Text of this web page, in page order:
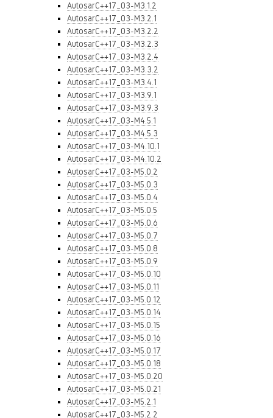
AutosarC++17_03-M3.1.2
AutosarC++17_03-M3.2.1
AutosarC++17_03-M3.2.2
AutosarC++17_03-M3.2.3
AutosarC++17_03-M3.2.4
AutosarC++17_03-M3.3.2
AutosarC++17_03-M3.4.1
AutosarC++17_03-M3.9.1
AutosarC++17_03-M3.9.3
AutosarC++17_03-M4.5.1
AutosarC++17_03-M4.5.3
AutosarC++17_03-M4.10.1
AutosarC++17_03-M4.10.2
AutosarC++17_03-M5.0.2
AutosarC++17_03-M5.0.3
AutosarC++17_03-M5.0.4
AutosarC++17_03-M5.0.5
AutosarC++17_03-M5.0.6
AutosarC++17_03-M5.0.7
AutosarC++17_03-M5.0.8
AutosarC++17_03-M5.0.9
AutosarC++17_03-M5.0.10
AutosarC++17_03-M5.0.11
AutosarC++17_03-M5.0.12
AutosarC++17_03-M5.0.14
AutosarC++17_03-M5.0.15
AutosarC++17_03-M5.0.16
AutosarC++17_03-M5.0.17
AutosarC++17_03-M5.0.18
AutosarC++17_03-M5.0.20
AutosarC++17_03-M5.0.21
AutosarC++17_03-M5.2.1
AutosarC++17_03-M5.2.2